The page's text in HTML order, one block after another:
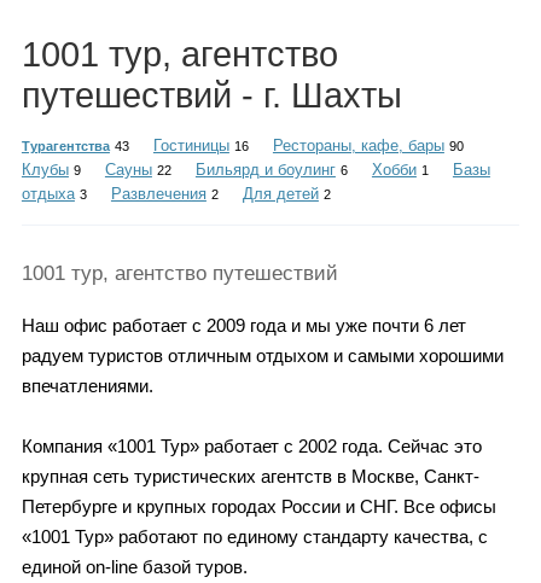
Каталог
Инфо
Фотогалерея
1001 тур, агентство
путешествий - г. Шахты
Турагентства 43 Гостиницы 16 Рестораны, кафе, бары 90
Клубы 9 Сауны 22 Бильярд и боулинг 6 Хобби 1
Базы
отдыха 3 Развлечения 2 Для детей 2
1001 тур, агентство путешествий
Наш офис работает с 2009 года и мы уже почти 6 лет
радуем туристов отличным отдыхом и самыми хорошими
впечатлениями.
Компания «1001 Тур» работает с 2002 года. Сейчас это
крупная сеть туристических агентств в Москве, Санкт-
Петербурге и крупных городах России и СНГ. Все офисы
«1001 Тур» работают по единому стандарту качества, с
единой on-line базой туров.